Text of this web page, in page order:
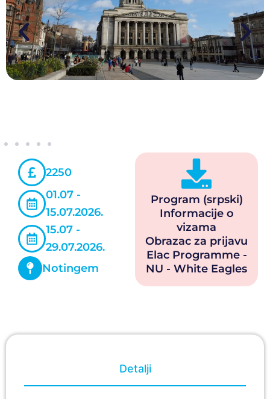
2250
01.07 -
15.07.2026.
15.07 -
29.07.2026.
Notingem
Program (srpski)
Informacije o
vizama
Obrazac za prijavu
Elac Programme -
NU - White Eagles
Detalji